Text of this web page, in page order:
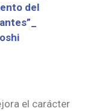
del
el carácter